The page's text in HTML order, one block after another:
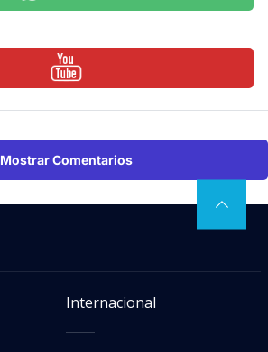
Mostrar Comentarios
Internacional